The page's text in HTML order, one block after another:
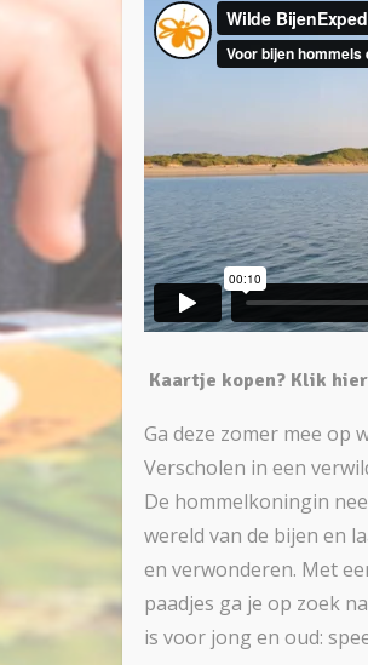
Kaartje kopen? Klik
Ga deze zomer mee op
Verscholen in een
De hommelkoningin
wereld van de bijen en
en verwonderen. Met
paadjes ga je op zoek
is voor jong en oud: